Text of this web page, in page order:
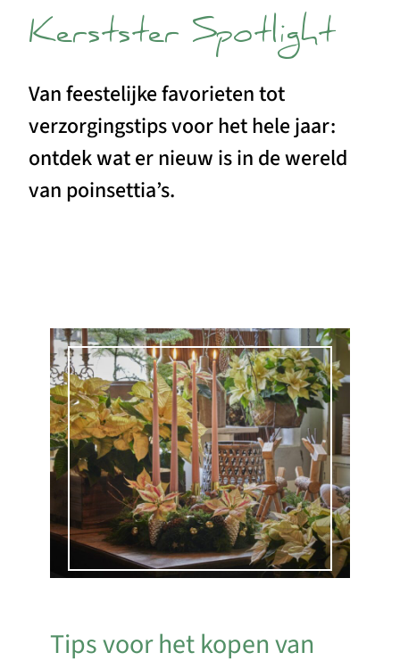
Kerstster Spotlight
Van feestelijke favorieten tot
verzorgingstips voor het hele jaar:
ontdek wat er nieuw is in de wereld
van poinsettia’s.
Tips voor het kopen van